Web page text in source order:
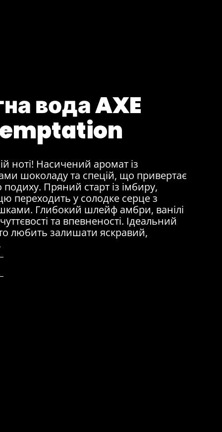
вода AXE
ноті! Насичений аромат із
шоколаду та спецій, що привертає
Пряний старт із імбиру,
переходить у солодке серце з
Глибокий шлейф амбри, ванілі
та впевненості. Ідеальний
любить залишати яскравий,